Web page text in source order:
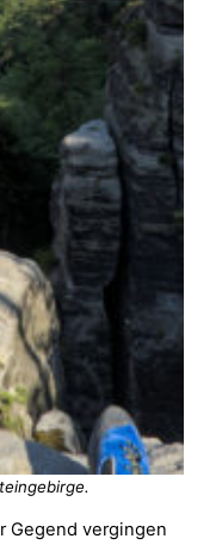
Gegend vergingen